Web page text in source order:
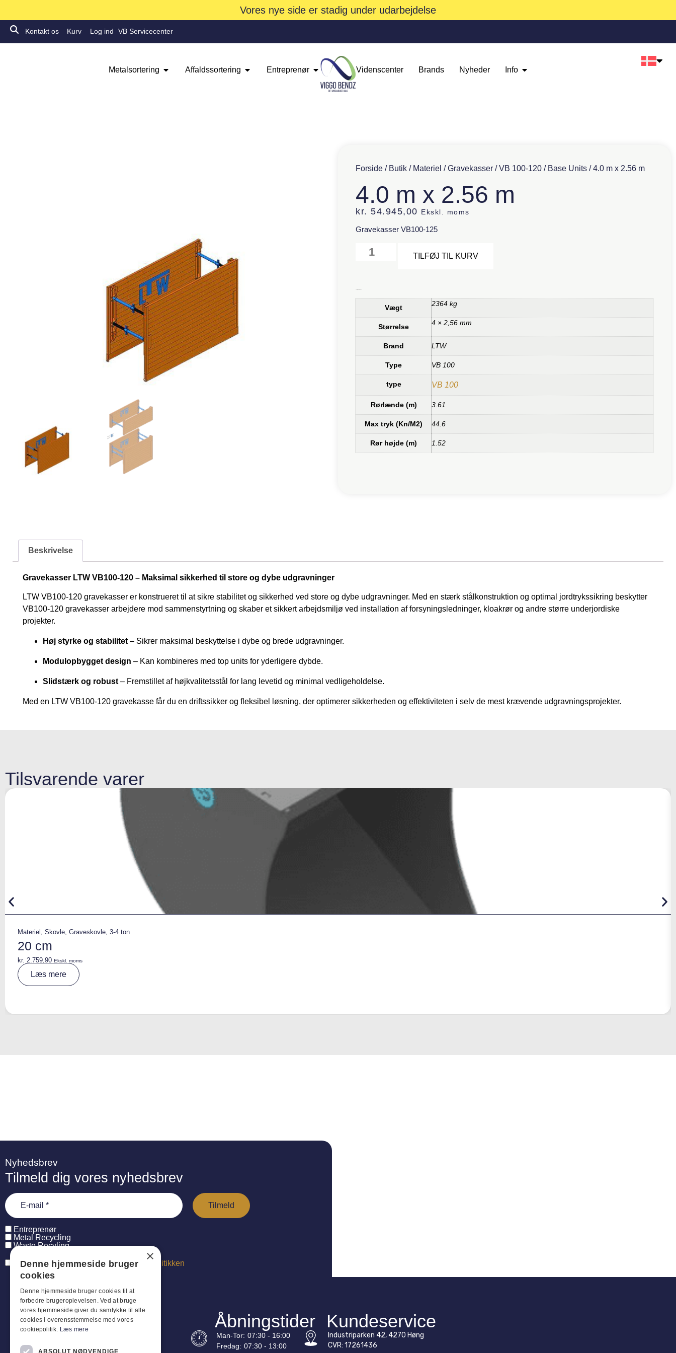
Vores nye side er stadig under udarbejdelse
Kontakt os Kurv Log ind VB Servicecenter
Metalsortering Affaldssortering Entreprenør Videnscenter Brands Nyheder Info
Forside / Butik / Materiel /Gravekasser /VB 100-120 / Base Units / 4.0 m x 2.56 m
4.0 m x 2.56 m
kr. 54.945,00 Ekskl. moms
Gravekasser VB100-125
TILFØJ TIL KURV
Vægt 2364 kg
Størrelse 4 × 2,56 mm
Brand LTW
Type VB 100
type VB 100
Rørlænde (m) 3.61
Max tryk (Kn/M2) 44.6
Rør højde (m) 1.52
Beskrivelse
Gravekasser LTW VB100-120 – Maksimal sikkerhed til store og dybe udgravninger
LTW VB100-120 gravekasser er konstrueret til at sikre stabilitet og sikkerhed ved store og dybe udgravninger. Med en stærk stålkonstruktion og optimal jordtrykssikring beskytter
VB100-120 gravekasser arbejdere mod sammenstyrtning og skaber et sikkert arbejdsmiljø ved installation af forsyningsledninger, kloakrør og andre større underjordiske
projekter.
Høj styrke og stabilitet – Sikrer maksimal beskyttelse i dybe og brede udgravninger.
Modulopbygget design – Kan kombineres med top units for yderligere dybde.
Slidstærk og robust – Fremstillet af højkvalitetsstål for lang levetid og minimal vedligeholdelse.
Med en LTW VB100-120 gravekasse får du en driftssikker og fleksibel løsning, der optimerer sikkerheden og effektiviteten i selv de mest krævende udgravningsprojekter.
Tilsvarende varer
Materiel , Skovle, Graveskovle, 3-4 ton
20 cm
kr. 2.759,90 Ekskl. moms
Læs mere
ti
Nyhedsbrev
Tilmeld dig vores nyhedsbrev
Entreprenør
Metal Recycling
Waste Recyling
Jeg har læst og acceptererpersondatapolitikken
Åbningstider
Man-Tor: 07:30 - 16:00
Fredag: 07:30 - 13:00
Kundeservice
Industriparken 42, 4270 Høng
CVR: 17261436
×
Denne hjemmeside bruger
cookies
Denne hjemmeside bruger cookies til at
forbedre brugeroplevelsen. Ved at bruge
vores hjemmeside giver du samtykke til alle
cookies i overensstemmelse med vores
cookiepolitik. Læs mere
ABSOLUT NØDVENDIGE